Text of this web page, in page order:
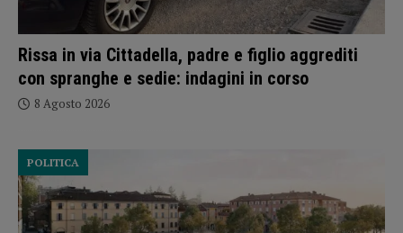
Rissa in via Cittadella, padre e figlio aggrediti
con spranghe e sedie: indagini in corso
8 Agosto 2026
POLITICA